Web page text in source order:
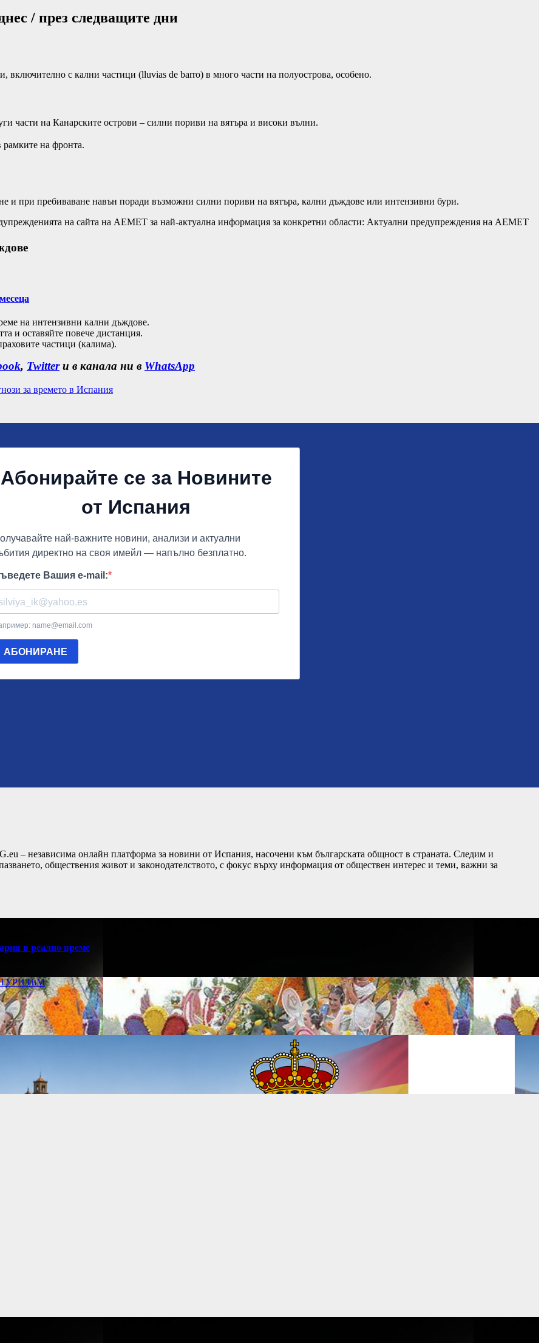
/ през следващите дни
включително с кални частици (lluvias de barro) в много части на полуострова, особено.
части на Канарските острови – силни пориви на вятъра и високи вълни.
на фронта.
и при пребиваване навън поради възможни силни пориви на вятъра, кални дъждове или интензивни бури.
на сайта на AEMET за най-актуална информация за конкретни области: Актуални предупреждения на AEMET
на интензивни кални дъждове.
и оставяйте повече дистанция.
частици (калима).
, Twitterи в канала ни в WhatsApp
за времето в Испания
– независима онлайн платформа за новини от Испания, насочени към българската общност в страната. Следим и
обществения живот и законодателството, с фокус върху информация от обществен интерес и теми, важни за
в реално време
ТУРИЗЪМ